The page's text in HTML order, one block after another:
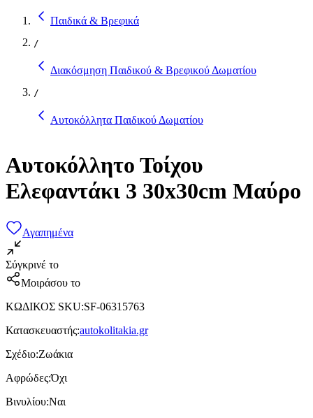
Παιδικά & Βρεφικά
/
Διακόσμηση Παιδικού & Βρεφικού Δωματίου
/
Αυτοκόλλητα Παιδικού Δωματίου
Αυτοκόλλητο Τοίχου
Ελεφαντάκι 3 30x30cm Μαύρο
Αγαπημένα
Σύγκρινέ το
Μοιράσου το
ΚΩΔΙΚΟΣ SKU:SF-06315763
Κατασκευαστής:autokolitakia.gr
Σχέδιο:Ζωάκια
Αφρώδες:Όχι
Βινυλίου:Ναι